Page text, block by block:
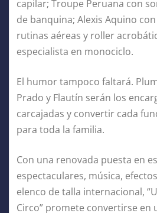
capilar; Troupe Peruana con
de banquina; Alexis Aquino
rutinas aéreas y roller
especialista en monociclo.
El humor tampoco faltará.
Prado y Flautín serán los
carcajadas y convertir cada
para toda la familia.
Con una renovada puesta en
espectaculares, música,
elenco de talla internacional,
Circo” promete convertirse en